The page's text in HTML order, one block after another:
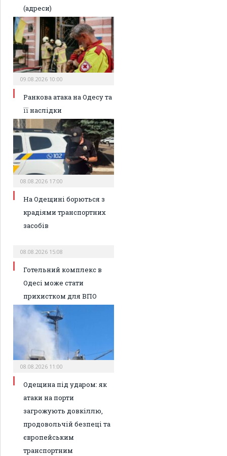
(адреси)
09.08.2026 10:00
Ранкова атака на Одесу та
її наслідки
08.08.2026 17:00
На Одещині борються з
крадіями транспортних
засобів
08.08.2026 15:08
Готельний комплекс в
Одесі може стати
прихистком для ВПО
08.08.2026 11:00
Одещина під ударом: як
атаки на порти
загрожують довкіллю,
продовольчій безпеці та
європейським
транспортним